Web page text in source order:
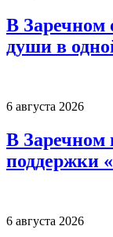
В Заречном
души в
6 августа 2026
В Заречном
поддержки
6 августа 2026